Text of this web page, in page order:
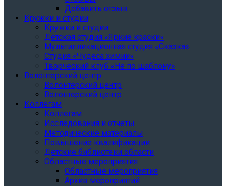
Добавить отзыв
Кружки и студии
Кружки и студии
Детская студия «Яркие краски»
Мультипликационная студия «Сказка»
Студия «Чудеса химии»
Творческий клуб «Не по шаблону»
Волонтерский центр
Волонтерский центр
Волонтерский центр
Коллегам
Коллегам
Исследования и отчеты
Методические материалы
Повышение квалификации
Детские библиотеки области
Областные мероприятия
Областные мероприятия
Архив мероприятий